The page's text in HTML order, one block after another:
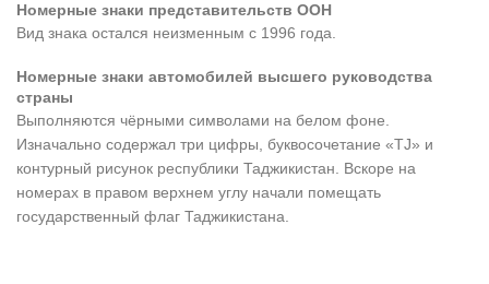
Номерные знаки представительств ООН
Вид знака остался неизменным с 1996 года.
Номерные знаки автомобилей высшего руководства
страны
Выполняются чёрными символами на белом фоне.
Изначально содержал три цифры, буквосочетание «TJ» и
контурный рисунок республики Таджикистан. Вскоре на
номерах в правом верхнем углу начали помещать
государственный флаг Таджикистана.